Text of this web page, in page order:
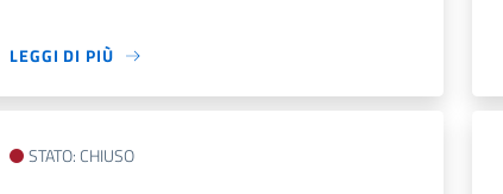
LEGGI DI PIÙ
STATO: CHIUSO